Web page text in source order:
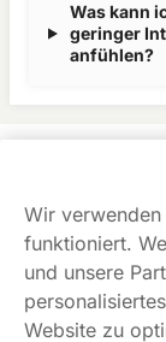
Was kann
geringer
anfühlen?
Links
Über uns
Wir
funktioniert.
und unsere
Website zu